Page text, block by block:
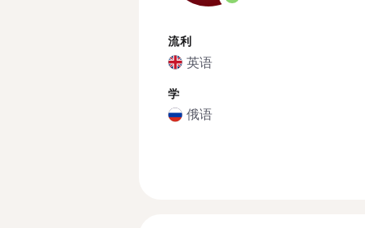
流利
英语
学
俄语